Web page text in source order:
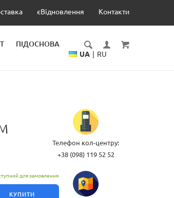
єВідновлення Контакти
ПІДОСНОВА
UA RU
для замовлення
КУПИТИ
Телефон кол-центру:
+38 (098) 119 52 52